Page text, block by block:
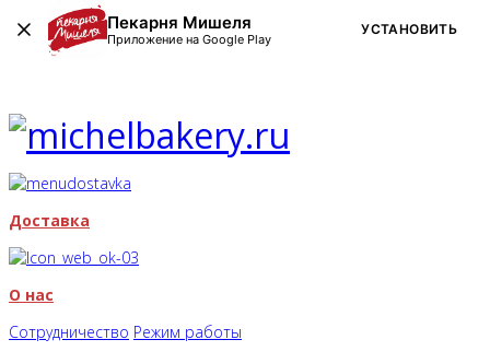
Доставка
О нас
Сотрудничество Режим работы
Пекарня Мишеля
Приложение на Google Play
УСТАНОВИТЬ